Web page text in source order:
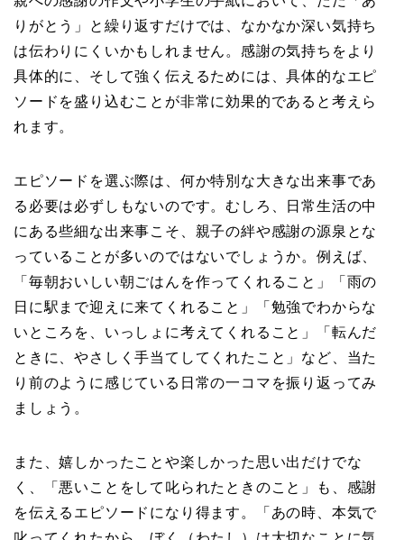
りがとう」と繰り返すだけでは、なかなか深い気持ち
は伝わりにくいかもしれません。感謝の気持ちをより
具体的に、そして強く伝えるためには、具体的なエピ
ソードを盛り込むことが非常に効果的であると考えら
れます。
エピソードを選ぶ際は、何か特別な大きな出来事であ
る必要は必ずしもないのです。むしろ、日常生活の中
にある些細な出来事こそ、親子の絆や感謝の源泉とな
っていることが多いのではないでしょうか。例えば、
「毎朝おいしい朝ごはんを作ってくれること」「雨の
日に駅まで迎えに来てくれること」「勉強でわからな
いところを、いっしょに考えてくれること」「転んだ
ときに、やさしく手当てしてくれたこと」など、当た
り前のように感じている日常の一コマを振り返ってみ
ましょう。
また、嬉しかったことや楽しかった思い出だけでな
く、「悪いことをして叱られたときのこと」も、感謝
を伝えるエピソードになり得ます。「あの時、本気で